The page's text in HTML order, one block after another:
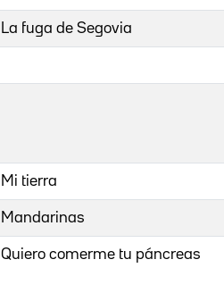
La fuga de Segovia
Mi tierra
Mandarinas
Quiero comerme tu páncreas